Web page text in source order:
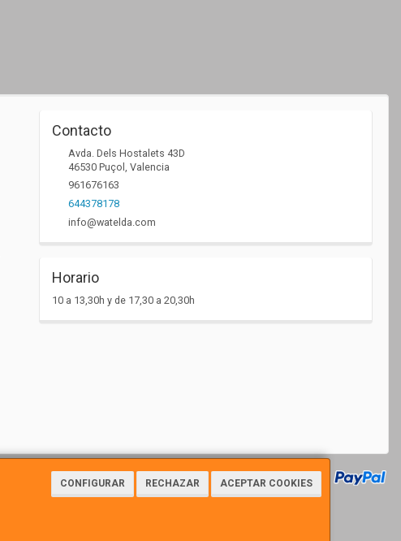
CONFIGURAR RECHAZAR ACEPTAR COOKIES
Contacto
Avda. Dels Hostalets 43D
46530 Puçol , Valencia
961676163
644378178
info@watelda.com
Horario
10 a 13,30h y de 17,30 a 20,30h